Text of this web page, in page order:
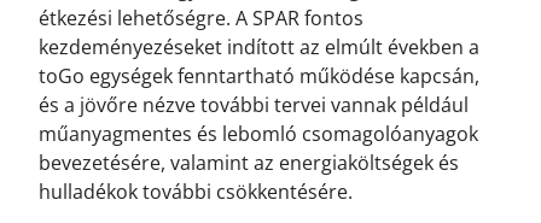
étkezési lehetőségre. A SPAR fontos
kezdeményezéseket indított az elmúlt években a
toGo egységek fenntartható működése kapcsán,
és a jövőre nézve további tervei vannak például
műanyagmentes és lebomló csomagolóanyagok
bevezetésére, valamint az energiaköltségek és
hulladékok további csökkentésére.